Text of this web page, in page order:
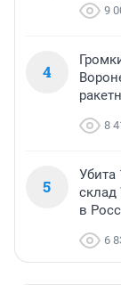
9
4
8
5
Убита
склад
в
6